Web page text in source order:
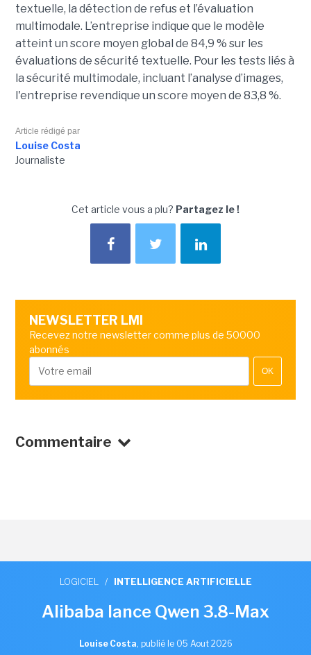
textuelle, la détection de refus et l’évaluation
multimodale. L’entreprise indique que le modèle
atteint un score moyen global de 84,9 % sur les
évaluations de sécurité textuelle. Pour les tests liés à
la sécurité multimodale, incluant l’analyse d’images,
l'entreprise revendique un score moyen de 83,8 %.
Article rédigé par
Louise Costa
Journaliste
Cet article vous a plu? Partagez le !
NEWSLETTER LMI
Recevez notre newsletter comme plus de 50000
abonnés
OK
Commentaire
LOGICIEL / INTELLIGENCE ARTIFICIELLE
Alibaba lance Qwen 3.8-Max
Louise Costa, publié le 05 Aout 2026